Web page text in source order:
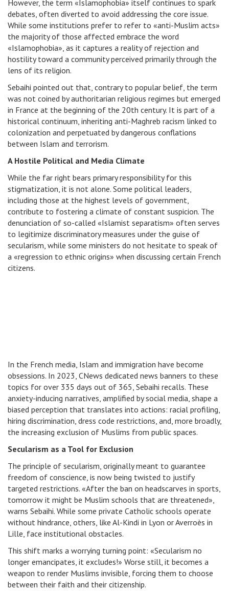
However, the term «Islamophobia» itself continues to spark
debates, often diverted to avoid addressing the core issue.
While some institutions prefer to refer to «anti-Muslim acts»
the majority of those affected embrace the word
«Islamophobia», as it captures a reality of rejection and
hostility toward a community perceived primarily through the
lens of its religion.
Sebaihi pointed out that, contrary to popular belief, the term
was not coined by authoritarian religious regimes but emerged
in France at the beginning of the 20th century. It is part of a
historical continuum, inheriting anti-Maghreb racism linked to
colonization and perpetuated by dangerous conflations
between Islam and terrorism.
A Hostile Political and Media Climate
While the far right bears primary responsibility for this
stigmatization, it is not alone. Some political leaders,
including those at the highest levels of government,
contribute to fostering a climate of constant suspicion. The
denunciation of so-called «Islamist separatism» often serves
to legitimize discriminatory measures under the guise of
secularism, while some ministers do not hesitate to speak of
a «regression to ethnic origins» when discussing certain French
citizens.
In the French media, Islam and immigration have become
obsessions. In 2023, CNews dedicated news banners to these
topics for over 335 days out of 365, Sebaihi recalls. These
anxiety-inducing narratives, amplified by social media, shape a
biased perception that translates into actions: racial profiling,
hiring discrimination, dress code restrictions, and, more broadly,
the increasing exclusion of Muslims from public spaces.
Secularism as a Tool for Exclusion
The principle of secularism, originally meant to guarantee
freedom of conscience, is now being twisted to justify
targeted restrictions. «After the ban on headscarves in sports,
tomorrow it might be Muslim schools that are threatened»,
warns Sebaihi. While some private Catholic schools operate
without hindrance, others, like Al-Kindi in Lyon or Averroès in
Lille, face institutional obstacles.
This shift marks a worrying turning point: «Secularism no
longer emancipates, it excludes!» Worse still, it becomes a
weapon to render Muslims invisible, forcing them to choose
between their faith and their citizenship.